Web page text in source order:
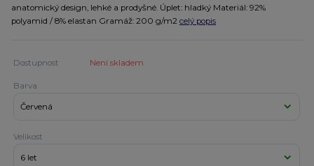
anatomický design, lehké a prodyšné. Úplet: hladký Materiál: 92%
polyamid / 8% elastan Gramáž: 200 g/m2 celý popis
Dostupnost Není skladem
Barva
Velikost